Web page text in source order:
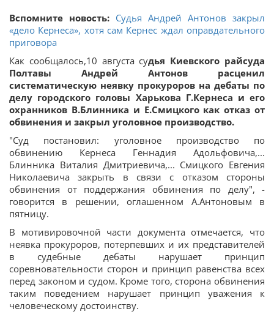
Вспомните новость: Судья Андрей Антонов закрыл
«дело Кернеса», хотя сам Кернес ждал оправдательного
приговора
Как сообщалось,10 августа судья Киевского райсуда
Полтавы Андрей Антонов расценил
систематическую неявку прокуроров на дебаты по
делу городского головы Харькова Г.Кернеса и его
охранников В.Блинника и Е.Смицкого как отказ от
обвинения и закрыл уголовное производство.
"Суд постановил: уголовное производство по
обвинению Кернеса Геннадия Адольфовича,...
Блинника Виталия Дмитриевича,... Смицкого Евгения
Николаевича закрыть в связи с отказом стороны
обвинения от поддержания обвинения по делу", -
говорится в решении, оглашенном А.Антоновым в
пятницу.
В мотивировочной части документа отмечается, что
неявка прокуроров, потерпевших и их представителей
в судебные дебаты нарушает принцип
соревновательности сторон и принцип равенства всех
перед законом и судом. Кроме того, сторона обвинения
таким поведением нарушает принцип уважения к
человеческому достоинству.